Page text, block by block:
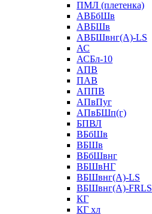
ПМЛ (плетенка)
АВБбШв
АВБШв
АВБШвнг(А)-LS
АС
АСБл-10
АПВ
ПАВ
АППВ
АПвПуг
АПвБШп(г)
БПВЛ
ВБбШв
ВБШв
ВБбШвнг
ВБШвНГ
ВБШвнг(А)-LS
ВБШвнг(А)-FRLS
КГ
КГ хл